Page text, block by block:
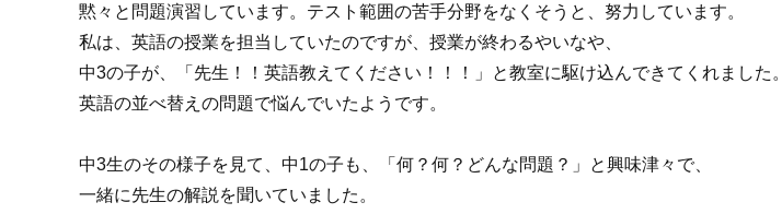
黙々と問題演習しています。テスト範囲の苦手分野をなくそうと、努力しています。
私は、英語の授業を担当していたのですが、授業が終わるやいなや、
中3の子が、「先生！！英語教えてください！！！」と教室に駆け込んできてくれました。
英語の並べ替えの問題で悩んでいたようです。
中3生のその様子を見て、中1の子も、「何？何？どんな問題？」と興味津々で、
一緒に先生の解説を聞いていました。